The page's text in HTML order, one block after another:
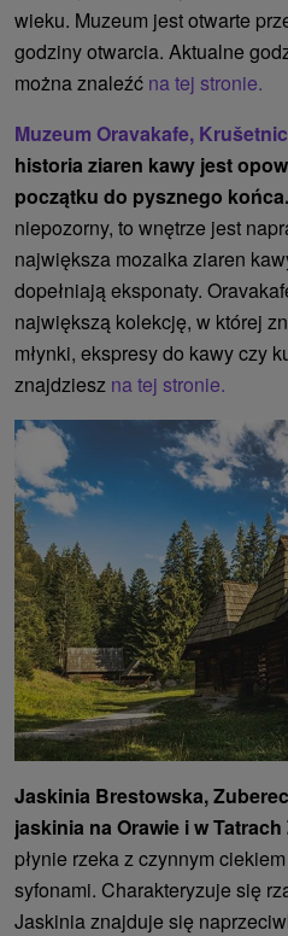
wieku. Muzeum jest otwarte
godziny otwarcia. Aktualne
można znaleźć na tej stronie.
Muzeum Oravakafe,
historia ziaren kawy jest
początku do pysznego końca.
niepozorny, to wnętrze jest
największa mozaika ziaren
dopełniają eksponaty.
największą kolekcję, w której
młynki, ekspresy do kawy czy
znajdziesz na tej stronie.
Jaskinia Brestowska,
jaskinia na Orawie i w
płynie rzeka z czynnym
syfonami. Charakteryzuje się
Jaskinia znajduje się